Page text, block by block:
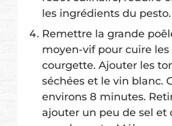
les ingrédients du pesto.
Remettre la grande
moyen-vif pour cuire les
courgette. Ajouter les
séchées et le vin blanc.
environs 8 minutes.
ajouter un peu de sel et